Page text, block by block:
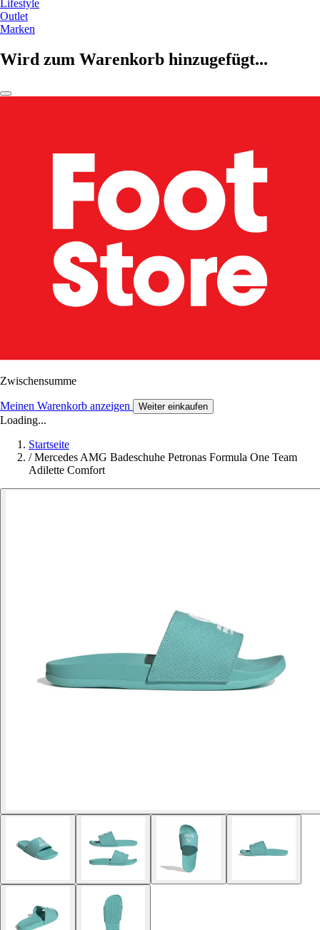
Lifestyle
Outlet
Marken
Wird zum Warenkorb hinzugefügt...
Zwischensumme
Meinen Warenkorb anzeigen Weiter einkaufen
Loading...
Startseite
/ Mercedes AMG Badeschuhe Petronas Formula One Team
Adilette Comfort